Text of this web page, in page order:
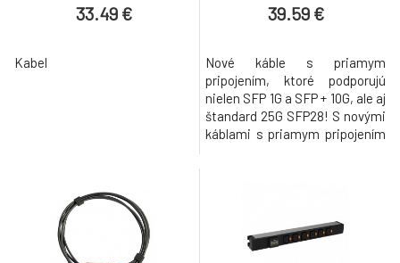
33.49 €
Kabel
39.59 €
Nové káble s priamym
pripojením, ktoré podporujú
nielen SFP 1G a SFP + 10G, ale aj
štandard 25G SFP28! S novými
káblami s priamym pripojením
/ SFP + / SFP28 na veľmi krátke
vzdialenosti, vnútri stojanov a